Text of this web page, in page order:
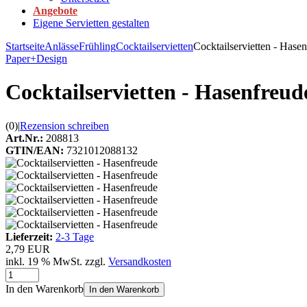
Angebote
Eigene Servietten gestalten
StartseiteAnlässeFrühlingCocktailserviettenCocktailservietten -
Paper+Design
Cocktailservietten -
(0)|Rezension schreiben
Art.Nr.: 208813
GTIN/EAN: 7321012088132
Lieferzeit: 2-3 Tage
2,79 EUR
inkl. 19 % MwSt. zzgl. Versandkosten
In den Warenkorb In den Warenkorb